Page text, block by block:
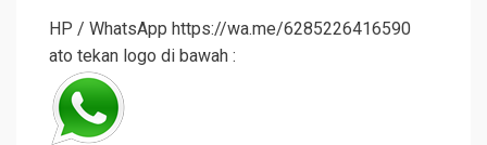
HP / WhatsApp https://wa.me/6285226416590
ato tekan logo di bawah :